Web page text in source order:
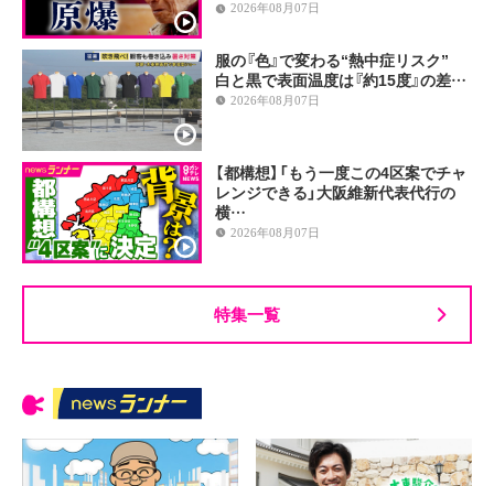
2026年08月07日
服の『色』で変わる“熱中症リスク”
白と黒で表面温度は『約15度』の差…
2026年08月07日
【都構想】「もう一度この4区案でチャ
レンジできる」大阪維新代表代行の
横…
2026年08月07日
特集一覧